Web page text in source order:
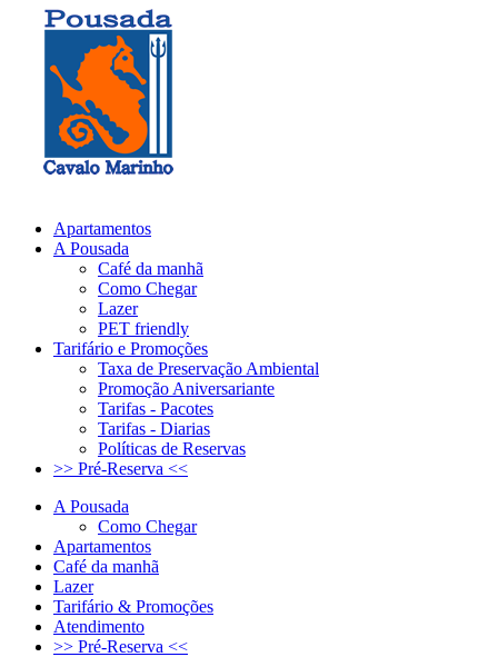
Apartamentos
A Pousada
Café da manhã
Como Chegar
Lazer
PET friendly
Tarifário e Promoções
Taxa de Preservação Ambiental
Promoção Aniversariante
Tarifas - Pacotes
Tarifas - Diarias
Políticas de Reservas
>> Pré-Reserva <<
A Pousada
Como Chegar
Apartamentos
Café da manhã
Lazer
Tarifário & Promoções
Atendimento
>> Pré-Reserva <<